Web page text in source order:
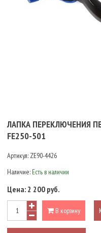
ЛАПКА ПЕРЕКЛЮЧЕНИЯ
FE250-501
Артикул: ZE90-4426
Наличие: Есть в наличии
Цена: 2 200 руб.
В корзину